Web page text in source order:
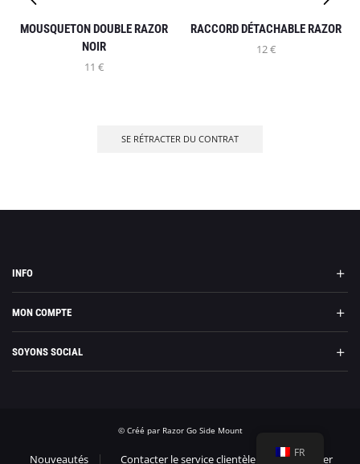
MOUSQUETON DOUBLE RAZOR
NOIR
11 €
RACCORD DÉTACHABLE RAZOR
12€
INFO
MON COMPTE
SOYONS SOCIAL
© Créé par Razor Go Side Mount
Nouveautés Contacter le service clientèle Imprimer
SE RÉTRACTER DU CONTRAT
FR